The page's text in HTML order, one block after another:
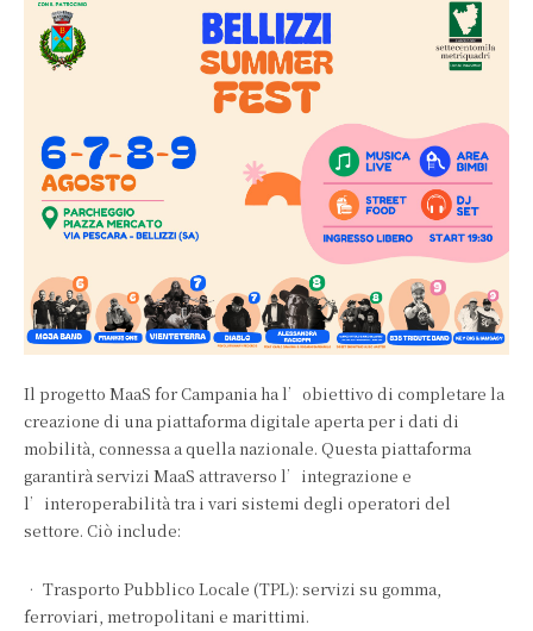
Il progetto MaaS for Campania ha l’obiettivo di completare la
creazione di una piattaforma digitale aperta per i dati di
mobilità, connessa a quella nazionale. Questa piattaforma
garantirà servizi MaaS attraverso l’integrazione e
l’interoperabilità tra i vari sistemi degli operatori del
settore. Ciò include:
• Trasporto Pubblico Locale (TPL): servizi su gomma,
ferroviari, metropolitani e marittimi.